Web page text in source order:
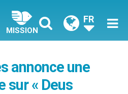
MISSION
FR
annonce une
sur « Deus